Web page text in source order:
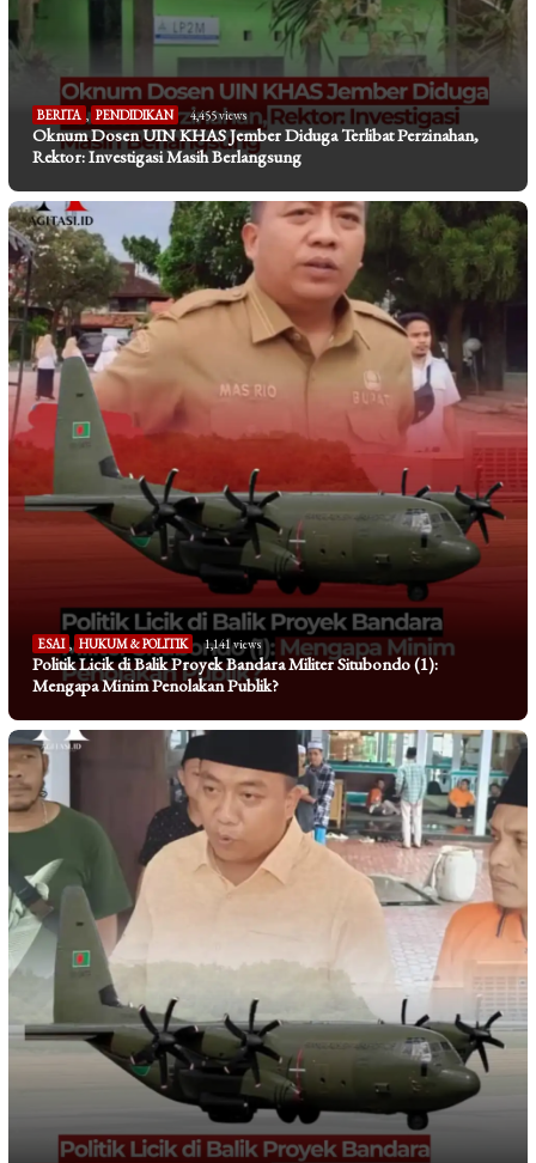
BERITA , PENDIDIKAN 4,455 views
Oknum Dosen UIN KHAS Jember Diduga Terlibat Perzinahan,
Rektor: Investigasi Masih Berlangsung
ESAI , HUKUM & POLITIK 1,141 views
Politik Licik di Balik Proyek Bandara Militer Situbondo (1):
Mengapa Minim Penolakan Publik?